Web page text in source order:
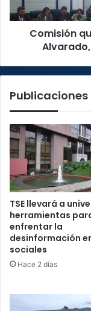
Morales,
Piza
Comisión
TSE llevará a
herramientas
enfrentar la
desinformación
sociales
Hace 2 días